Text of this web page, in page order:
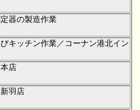
器の製造作業
キッチン作業／コーナン港北イン
店
羽店